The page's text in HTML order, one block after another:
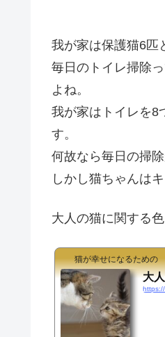
我が家は保護猫6匹
毎日のトイレ掃除
よね。
我が家はトイレを8
す。
何故なら毎日の掃
しかし猫ちゃんは
大人の猫に関する
猫が幸せになるための
大